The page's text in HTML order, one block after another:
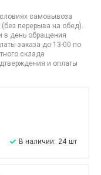
самовывоза
перерыва на обед).
в день обращения
заказа до 13-00 по
склада
и оплаты
В наличии: 24 шт